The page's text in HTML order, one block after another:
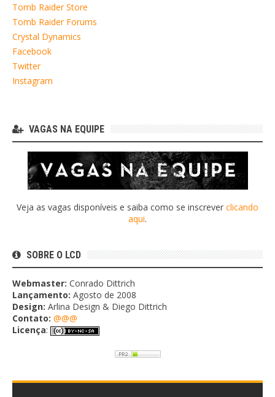
Tomb Raider Store
Tomb Raider Forums
Crystal Dynamics
Facebook
Twitter
Instagram
VAGAS NA EQUIPE
Veja as vagas disponíveis e saiba como se inscrever clicando
aqui.
SOBRE O LCD
Webmaster: Conrado Dittrich
Lançamento: Agosto de 2008
Design: Arlina Design & Diego Dittrich
Contato: @@@
Licença: